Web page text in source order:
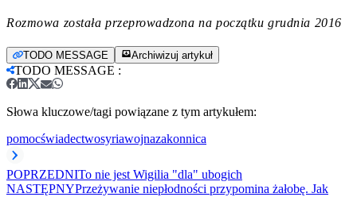
Rozmowa została przeprowadzona na początku grudnia 2016
TODO MESSAGE Archiwizuj artykuł
TODO MESSAGE :
Słowa kluczowe/tagi powiązane z tym artykułem:
pomocświadectwosyriawojnazakonnica
POPRZEDNITo nie jest Wigilia "dla" ubogich
NASTĘPNYPrzeżywanie niepłodności przypomina żałobę. Jak